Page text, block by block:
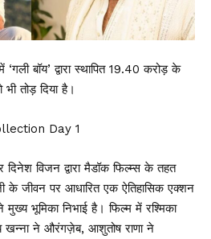
बॉय’ द्वारा स्थापित ₹19.40 करोड़ के
तोड़ दिया है।
Day 1
दिनेश विजन द्वारा मैडॉकफिल्म्सके तहत
के जीवन पर आधारित एक ऐतिहासिक एक्शन
भूमिका निभाई है। फिल्म में रश्मिका
खन्ना ने औरंगज़ेब, आशुतोष राणा ने